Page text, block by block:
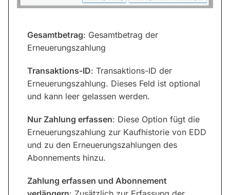
Gesamtbetrag: Gesamtbetrag der
Erneuerungszahlung
Transaktions-ID: Transaktions-ID der
Erneuerungszahlung. Dieses Feld ist optional
und kann leer gelassen werden.
Nur Zahlung erfassen: Diese Option fügt die
Erneuerungszahlung zur Kaufhistorie von EDD
und zu den Erneuerungszahlungen des
Abonnements hinzu.
Zahlung erfassen und Abonnement